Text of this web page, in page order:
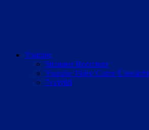
Youtube
Streamer Roomtour
Youtube Video Cutter Übersicht
7vsWild